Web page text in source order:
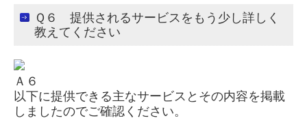
中小企業倒産防止共済制度
個人情報保護方針
Ｑ６ 提供されるサービスをもう少し詳しく
教えてください
Ａ６
以下に提供できる主なサービスとその内容を掲載
しましたのでご確認ください。